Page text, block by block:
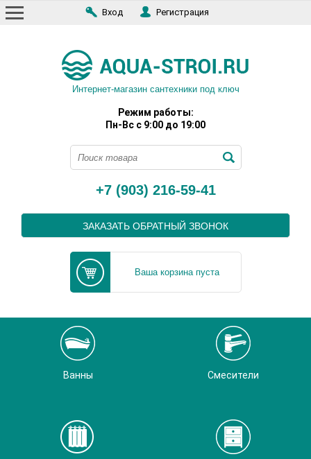
Вход Регистрация
Интернет-магазин сантехники под ключ
Режим работы:
Пн-Вс с 9:00 до 19:00
+7 (903) 216-59-41
ЗАКАЗАТЬ ОБРАТНЫЙ ЗВОНОК
Ваша корзина пуста
Ванны Смесители